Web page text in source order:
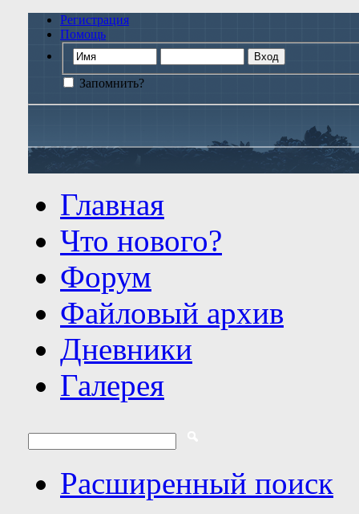
Регистрация
Помощь
Запомнить?
Главная
Что нового?
Форум
Файловый архив
Дневники
Галерея
Расширенный поиск